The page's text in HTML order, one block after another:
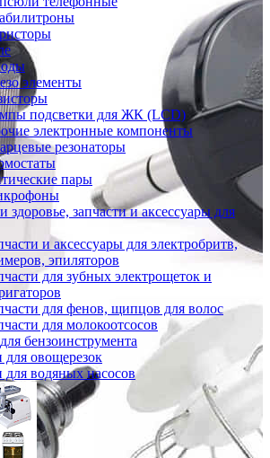
элементы
подсветки для ЖК (LCD)
электронные компоненты
резонаторы
пары
здоровье, запчасти и аксессуары для
и аксессуары для электробритв,
эпиляторов
для зубных электрощеток и
для фенов, щипцов для волос
для молокоотсосов
бензоинструмента
для овощерезок
для водяных насосов